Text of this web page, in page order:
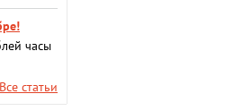
часы
Все статьи